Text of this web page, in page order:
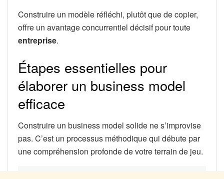
Construire un modèle réfléchi, plutôt que de copier,
offre un avantage concurrentiel décisif pour toute
entreprise.
Étapes essentielles pour
élaborer un business model
efficace
Construire un business model solide ne s’improvise
pas. C’est un processus méthodique qui débute par
une compréhension profonde de votre terrain de jeu.